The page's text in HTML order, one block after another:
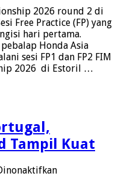
2026 round 2 di
Free Practice (FP) yang
hari pertama.
Honda Asia
sesi FP1 dan FP2 FIM
2026 di Estoril …
Tampil Kuat
pada